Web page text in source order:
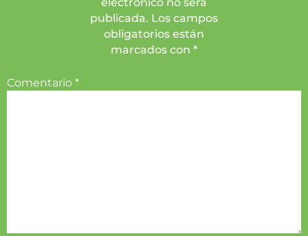
publicada. Los campos
obligatorios están
marcados con *
Comentario *